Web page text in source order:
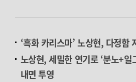
‘흑화 카리스마’ 노상현, 다정함
노상현, 세밀한 연기로 ‘분노+일
내면 투영